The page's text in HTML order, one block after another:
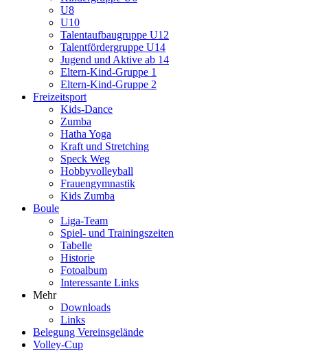
U8
U10
Talentaufbaugruppe U12
Talentfördergruppe U14
Jugend und Aktive ab 14
Eltern-Kind-Gruppe 1
Eltern-Kind-Gruppe 2
Freizeitsport
Kids-Dance
Zumba
Hatha Yoga
Kraft und Stretching
Speck Weg
Hobbyvolleyball
Frauengymnastik
Kids Zumba
Boule
Liga-Team
Spiel- und Trainingszeiten
Tabelle
Historie
Fotoalbum
Interessante Links
Mehr
Downloads
Links
Belegung Vereinsgelände
Volley-Cup